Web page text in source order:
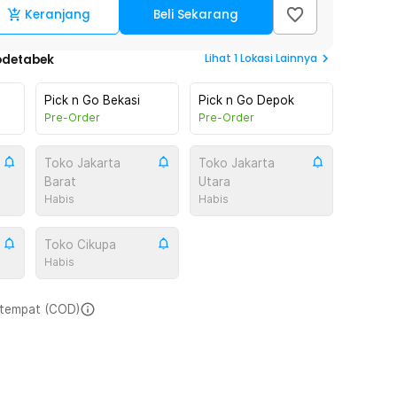
Keranjang Beli Sekarang
Lihat 1Lokasi Lainnya
Pick n Go Bekasi
Pre-Order
Pick n Go Depok
Pre-Order
Toko Jakarta
Barat
Habis
Toko Jakarta
Utara
Habis
Toko Cikupa
Habis
(COD)